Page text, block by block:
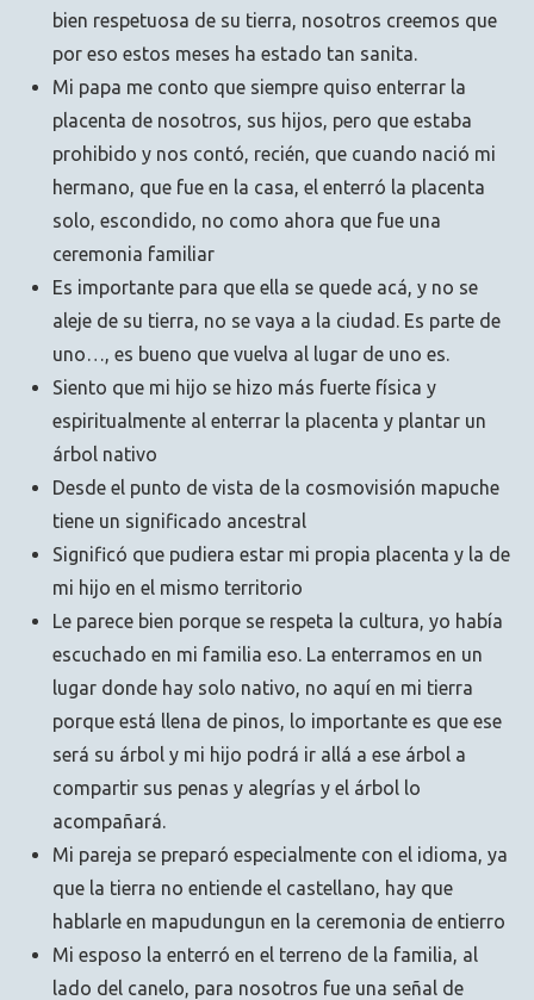
bien respetuosa de su tierra, nosotros creemos que
por eso estos meses ha estado tan sanita.
Mi papa me conto que siempre quiso enterrar la
placenta de nosotros, sus hijos, pero que estaba
prohibido y nos contó, recién, que cuando nació mi
hermano, que fue en la casa, el enterró la placenta
solo, escondido, no como ahora que fue una
ceremonia familiar
Es importante para que ella se quede acá, y no se
aleje de su tierra, no se vaya a la ciudad. Es parte de
uno…, es bueno que vuelva al lugar de uno es.
Siento que mi hijo se hizo más fuerte física y
espiritualmente al enterrar la placenta y plantar un
árbol nativo
Desde el punto de vista de la cosmovisión mapuche
tiene un significado ancestral
Significó que pudiera estar mi propia placenta y la de
mi hijo en el mismo territorio
Le parece bien porque se respeta la cultura, yo había
escuchado en mi familia eso. La enterramos en un
lugar donde hay solo nativo, no aquí en mi tierra
porque está llena de pinos, lo importante es que ese
será su árbol y mi hijo podrá ir allá a ese árbol a
compartir sus penas y alegrías y el árbol lo
acompañará.
Mi pareja se preparó especialmente con el idioma, ya
que la tierra no entiende el castellano, hay que
hablarle en mapudungun en la ceremonia de entierro
Mi esposo la enterró en el terreno de la familia, al
lado del canelo, para nosotros fue una señal de